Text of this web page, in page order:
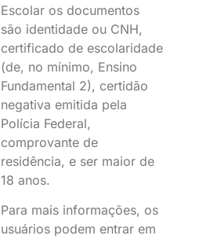
Escolar os documentos
são identidade ou CNH,
certificado de escolaridade
(de, no mínimo, Ensino
Fundamental 2), certidão
negativa emitida pela
Polícia Federal,
comprovante de
residência, e ser maior de
18 anos.
Para mais informações, os
usuários podem entrar em